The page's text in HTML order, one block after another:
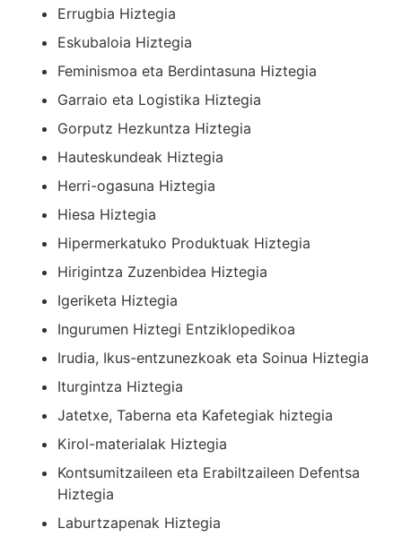
Errugbia Hiztegia
Eskubaloia Hiztegia
Feminismoa eta Berdintasuna Hiztegia
Garraio eta Logistika Hiztegia
Gorputz Hezkuntza Hiztegia
Hauteskundeak Hiztegia
Herri-ogasuna Hiztegia
Hiesa Hiztegia
Hipermerkatuko Produktuak Hiztegia
Hirigintza Zuzenbidea Hiztegia
Igeriketa Hiztegia
Ingurumen Hiztegi Entziklopedikoa
Irudia, Ikus-entzunezkoak eta Soinua Hiztegia
Iturgintza Hiztegia
Jatetxe, Taberna eta Kafetegiak hiztegia
Kirol-materialak Hiztegia
Kontsumitzaileen eta Erabiltzaileen Defentsa
Hiztegia
Laburtzapenak Hiztegia